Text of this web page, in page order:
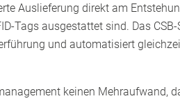
Auslieferung direkt am
Tags ausgestattet sind. Das
und automatisiert
keinen Mehraufwand,